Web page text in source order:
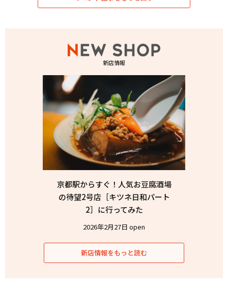
新店情報
京都駅からすぐ！人気お豆腐酒場
の待望2号店［キツネ日和パート
2］に行ってみた
2026年2月27日 open
新店情報をもっと読む